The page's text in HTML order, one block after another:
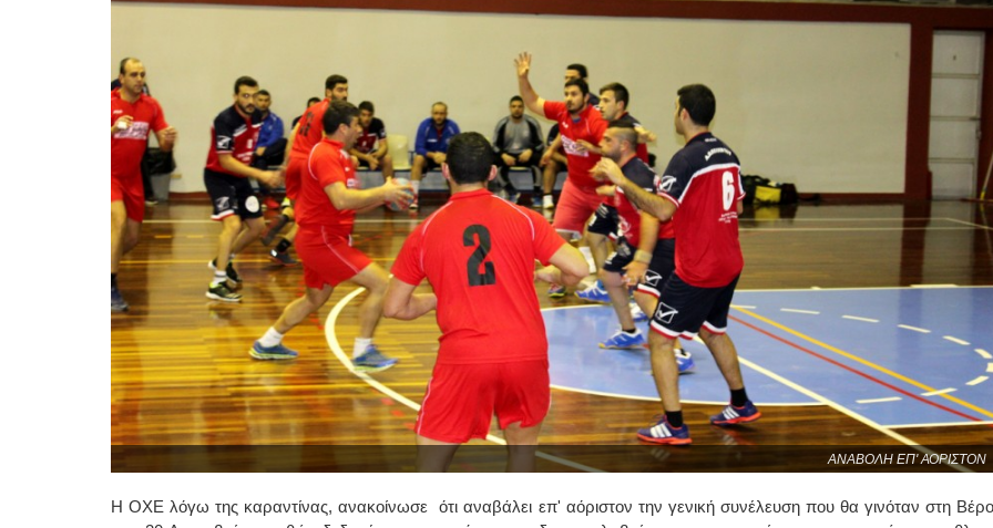
ΑΝΑΒΟΛΗ ΕΠ' ΑΟΡΙΣΤΟΝ
Η ΟΧΕ λόγω της καραντίνας, ανακοίνωσε ότι αναβάλει επ' αόριστον την γενική συνέλευση που θα γινόταν στη